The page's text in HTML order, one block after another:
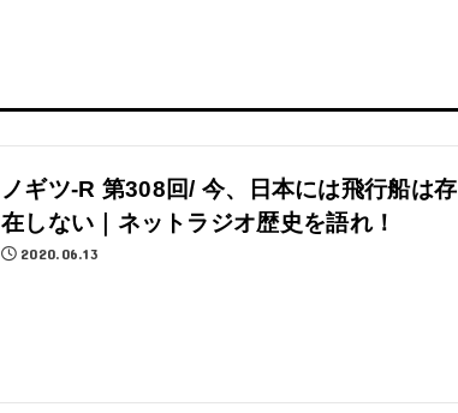
ノギツ-R 第308回/ 今、日本には飛行船は存
在しない｜ネットラジオ歴史を語れ！
2020.06.13